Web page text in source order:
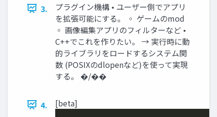
3.
プラグイン機構 • ユーザー側でアプリ
を拡張可能にする。 ◦ ゲームのmod
◦ 画像編集アプリのフィルターなど •
C++でこれを作りたい。 → 実⾏時に動
的ライブラリをロードするシステム関
数 (POSIXのdlopenなど)を使って実現
する。 �/��
4. [beta]